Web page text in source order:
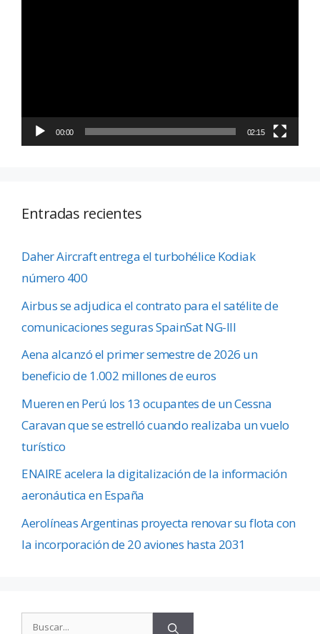
00:00 02:15
Entradas recientes
Daher Aircraft entrega el turbohélice Kodiak
número 400
Airbus se adjudica el contrato para el satélite de
comunicaciones seguras SpainSat NG-III
Aena alcanzó el primer semestre de 2026 un
beneficio de 1.002 millones de euros
Mueren en Perú los 13 ocupantes de un Cessna
Caravan que se estrelló cuando realizaba un vuelo
turístico
ENAIRE acelera la digitalización de la información
aeronáutica en España
Aerolíneas Argentinas proyecta renovar su flota con
la incorporación de 20 aviones hasta 2031